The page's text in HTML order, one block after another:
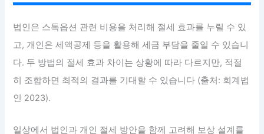
법인은 스톡옵션 관련 비용을 처리해 절세 효과를 누릴 수 있
고, 개인은 세액공제 등을 활용해 세금 부담을 줄일 수 있습니
다. 두 방법의 절세 효과 차이는 상황에 따라 다르지만, 적절
히 조합하면 최적의 결과를 기대할 수 있습니다 (출처: 회계법
인 2023).
일상에서 법인과 개인 절세 방안을 함께 고려해 보상 설계를